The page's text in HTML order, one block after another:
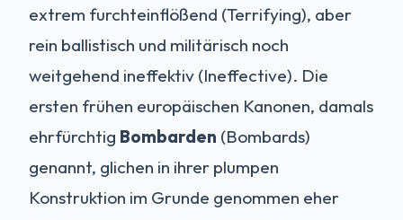
extrem furchteinflößend (Terrifying), aber
rein ballistisch und militärisch noch
weitgehend ineffektiv (Ineffective). Die
ersten frühen europäischen Kanonen, damals
ehrfürchtig Bombarden (Bombards)
genannt, glichen in ihrer plumpen
Konstruktion im Grunde genommen eher